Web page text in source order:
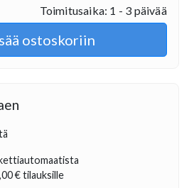
Toimitusaika: 1 - 3 päivää
ostoskoriin
€tilauksille